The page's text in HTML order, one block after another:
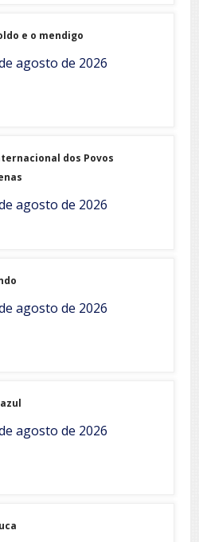
e o mendigo
agosto de 2026
dos Povos
agosto de 2026
agosto de 2026
agosto de 2026